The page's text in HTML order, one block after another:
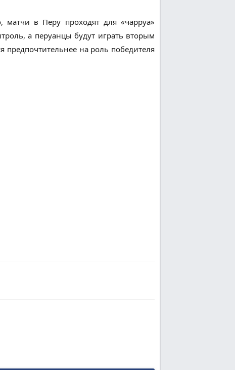
матчи в Перу проходят для «чарруа»
а перуанцы будут играть вторым
на роль победителя